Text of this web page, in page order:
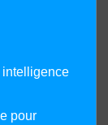
intelligence
pour